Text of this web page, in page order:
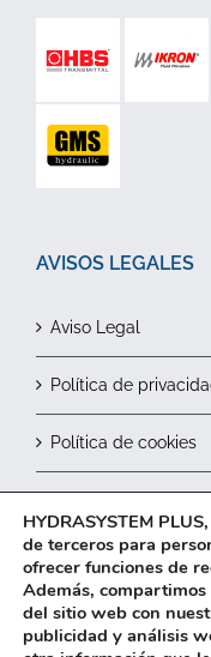
AVISOS LEGALES
Aviso Legal
Política de
Política de cookies
HYDRASYSTEM
de terceros para
ofrecer funciones de
Además,
del sitio web con
publicidad y análisis